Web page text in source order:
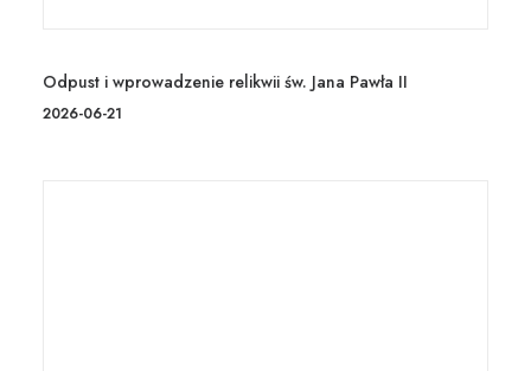
Odpust i wprowadzenie relikwii św. Jana Pawła II
2026-06-21